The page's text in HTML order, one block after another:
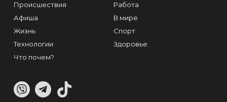
Происшествия
Афиша
Жизнь
Технологии
Что почем?
Работа
В мире
Спорт
Здоровье